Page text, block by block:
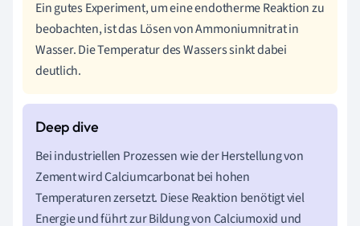
Ein gutes Experiment, um eine endotherme Reaktion zu
beobachten, ist das Lösen von Ammoniumnitrat in
Wasser. Die Temperatur des Wassers sinkt dabei
deutlich.
Bei industriellen Prozessen wie der Herstellung von
Zement wird Calciumcarbonat bei hohen
Temperaturen zersetzt. Diese Reaktion benötigt viel
Energie und führt zur Bildung von Calciumoxid und